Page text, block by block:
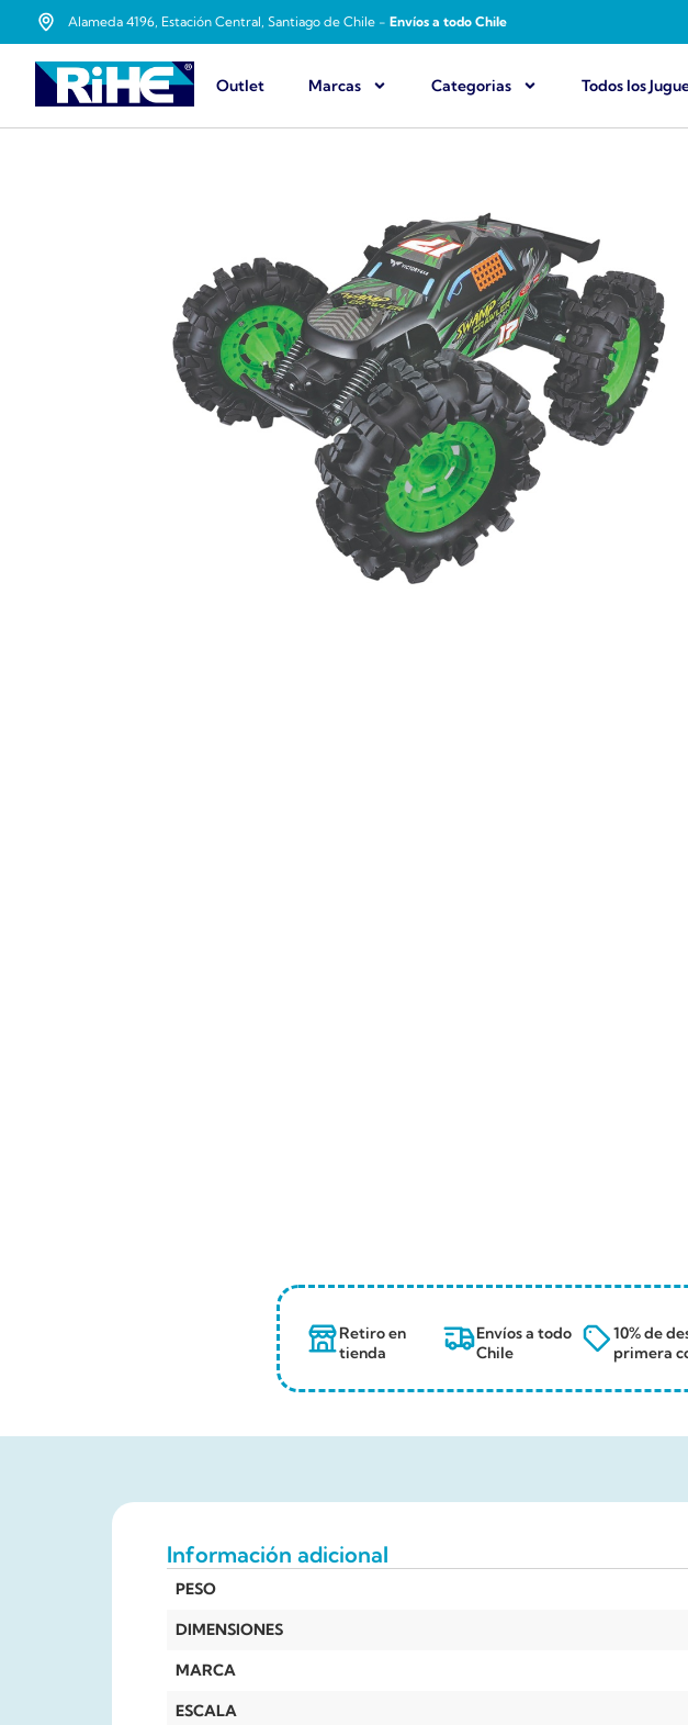
Alameda 4196, Estación Central, Santiago de Chile - Envíos a todo Chile
Outlet Marcas Categorias Todos los
Retiro en
tienda
Envíos a todo
Chile
10% de
primera
Información adicional
PESO
DIMENSIONES
MARCA
ESCALA